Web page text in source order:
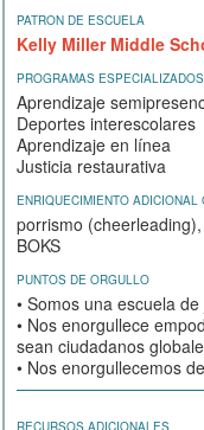
PATRON DE ESCUELA
Kelly Miller Middle
PROGRAMAS ESPECIALIZADOS
Aprendizaje
Deportes interescolares
Aprendizaje en línea
Justicia restaurativa
ENRIQUECIMIENTO ADICIONAL
porrismo
BOKS
PUNTOS DE ORGULLO
• Somos una escuela
• Nos enorgullece
sean ciudadanos
• Nos enorgullecemos
RECURSOS ADICIONALES